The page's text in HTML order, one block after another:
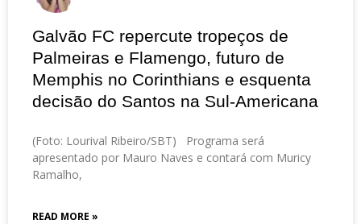
Galvão FC repercute tropeços de
Palmeiras e Flamengo, futuro de
Memphis no Corinthians e esquenta
decisão do Santos na Sul-Americana
(Foto: Lourival Ribeiro/SBT) Programa será
apresentado por Mauro Naves e contará com Muricy
Ramalho,
READ MORE »